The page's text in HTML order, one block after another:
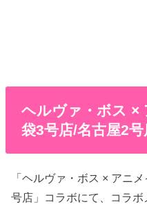
ヘルヴァ・ボス ×
袋3号店/名古屋2
「ヘルヴァ・ボス × アニ
号店」コラボにて、コラ